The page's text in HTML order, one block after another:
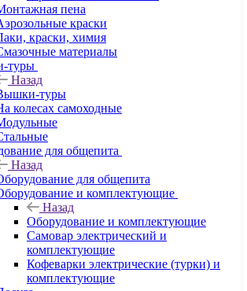
пена
краски
краски, химия
материалы
туры
Назад
туры
колесах самоходные
для общепита
Назад
для общепита
и комплектующие
Назад
Оборудование и комплектующие
Самовар электрический и
комплектующие
Кофеварки электрические (турки) и
комплектующие